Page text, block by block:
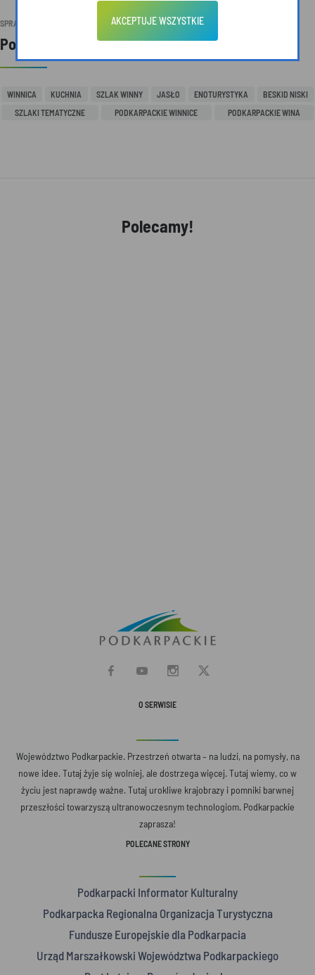
SPRAWDŹ RÓWNIEŻ
Powiązane tagi
WINNICA KUCHNIA SZLAK WINNY JASŁO ENOTURYSTYKA
BESKID NISKI
SZLAKI TEMATYCZNE
PODKARPACKIE WINNICE PODKARPACKIE WINA
Polecamy!
O SERWISIE
Województwo Podkarpackie. Przestrzeń otwarta – na ludzi, na pomysły, na
nowe idee. Tutaj żyje się wolniej, ale dostrzega więcej. Tutaj wiemy, co w
życiu jest naprawdę ważne. Tutaj urokliwe krajobrazy i pomniki barwnej
przeszłości towarzyszą ultranowoczesnym technologiom. Podkarpackie
zaprasza!
POLECANE STRONY
Podkarpacki Informator Kulturalny
Podkarpacka Regionalna Organizacja Turystyczna
Fundusze Europejskie dla Podkarpacia
Urząd Marszałkowski Województwa Podkarpackiego
AKCEPTUJE WSZYSTKIE